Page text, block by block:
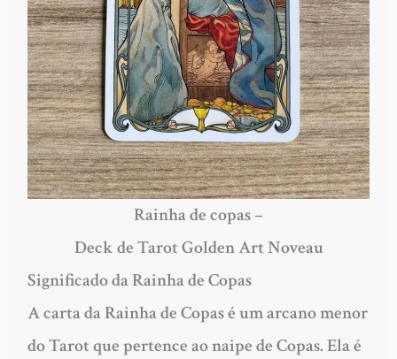
Rainha de copas –
Deck de Tarot Golden Art Noveau
Significado da Rainha de Copas
A carta da Rainha de Copas é um arcano menor
do Tarot que pertence ao naipe de Copas. Ela é